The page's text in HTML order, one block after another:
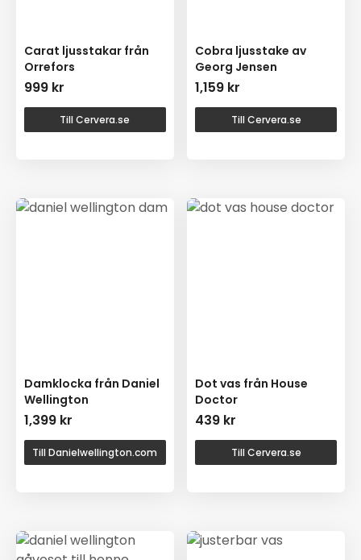
Carat ljusstakar från
Orrefors
999 kr
Till Cervera.se
Cobra ljusstake av
Georg Jensen
1,159 kr
Till Cervera.se
Damklocka från Daniel
Wellington
1,399 kr
Till Danielwellington.com
Dot vas från House
Doctor
439 kr
Till Cervera.se